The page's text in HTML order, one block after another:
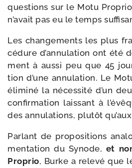
ques­tions sur le Motu
n’a­vait pas eu le temps
Les chan­ge­ments les plus
cé­dure d’an­nu­la­tion ont été
ment à aus­si peu que 45
tion d’une annu­la­tion. Le
éli­mi­né la néces­si­té d’un
confir­ma­tion lais­sant à
des annu­la­tions, plu­tôt
Parlant de pro­po­si­tions
men­ta­tion du Synode, et
Proprio, Burke a rele­vé que